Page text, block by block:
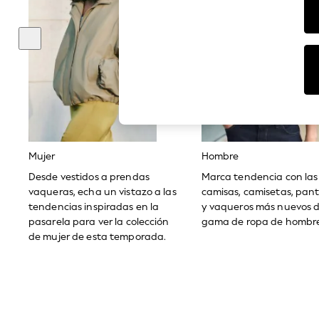
Sets & Outfits
Tops
T-Shirts
Nightwear & Pyjamas
Trousers & Leggings
Bodysuits & Vests
Shirts & Blouses
Swimwear
Shorts & Skirts
Babygrows & Sleepsuits
All Holiday Shop
Tops
Dresses
Shorts
Skirts
Sandals & Sliders
Mujer
Desde vestidos a prendas
vaqueras, echa un vistazo a las
tendencias inspiradas en la
pasarela para ver la colección
de mujer de esta temporada.
Hombre
Marca tendencia con las
camisas, camisetas,
y vaqueros más nuevos
gama de ropa de